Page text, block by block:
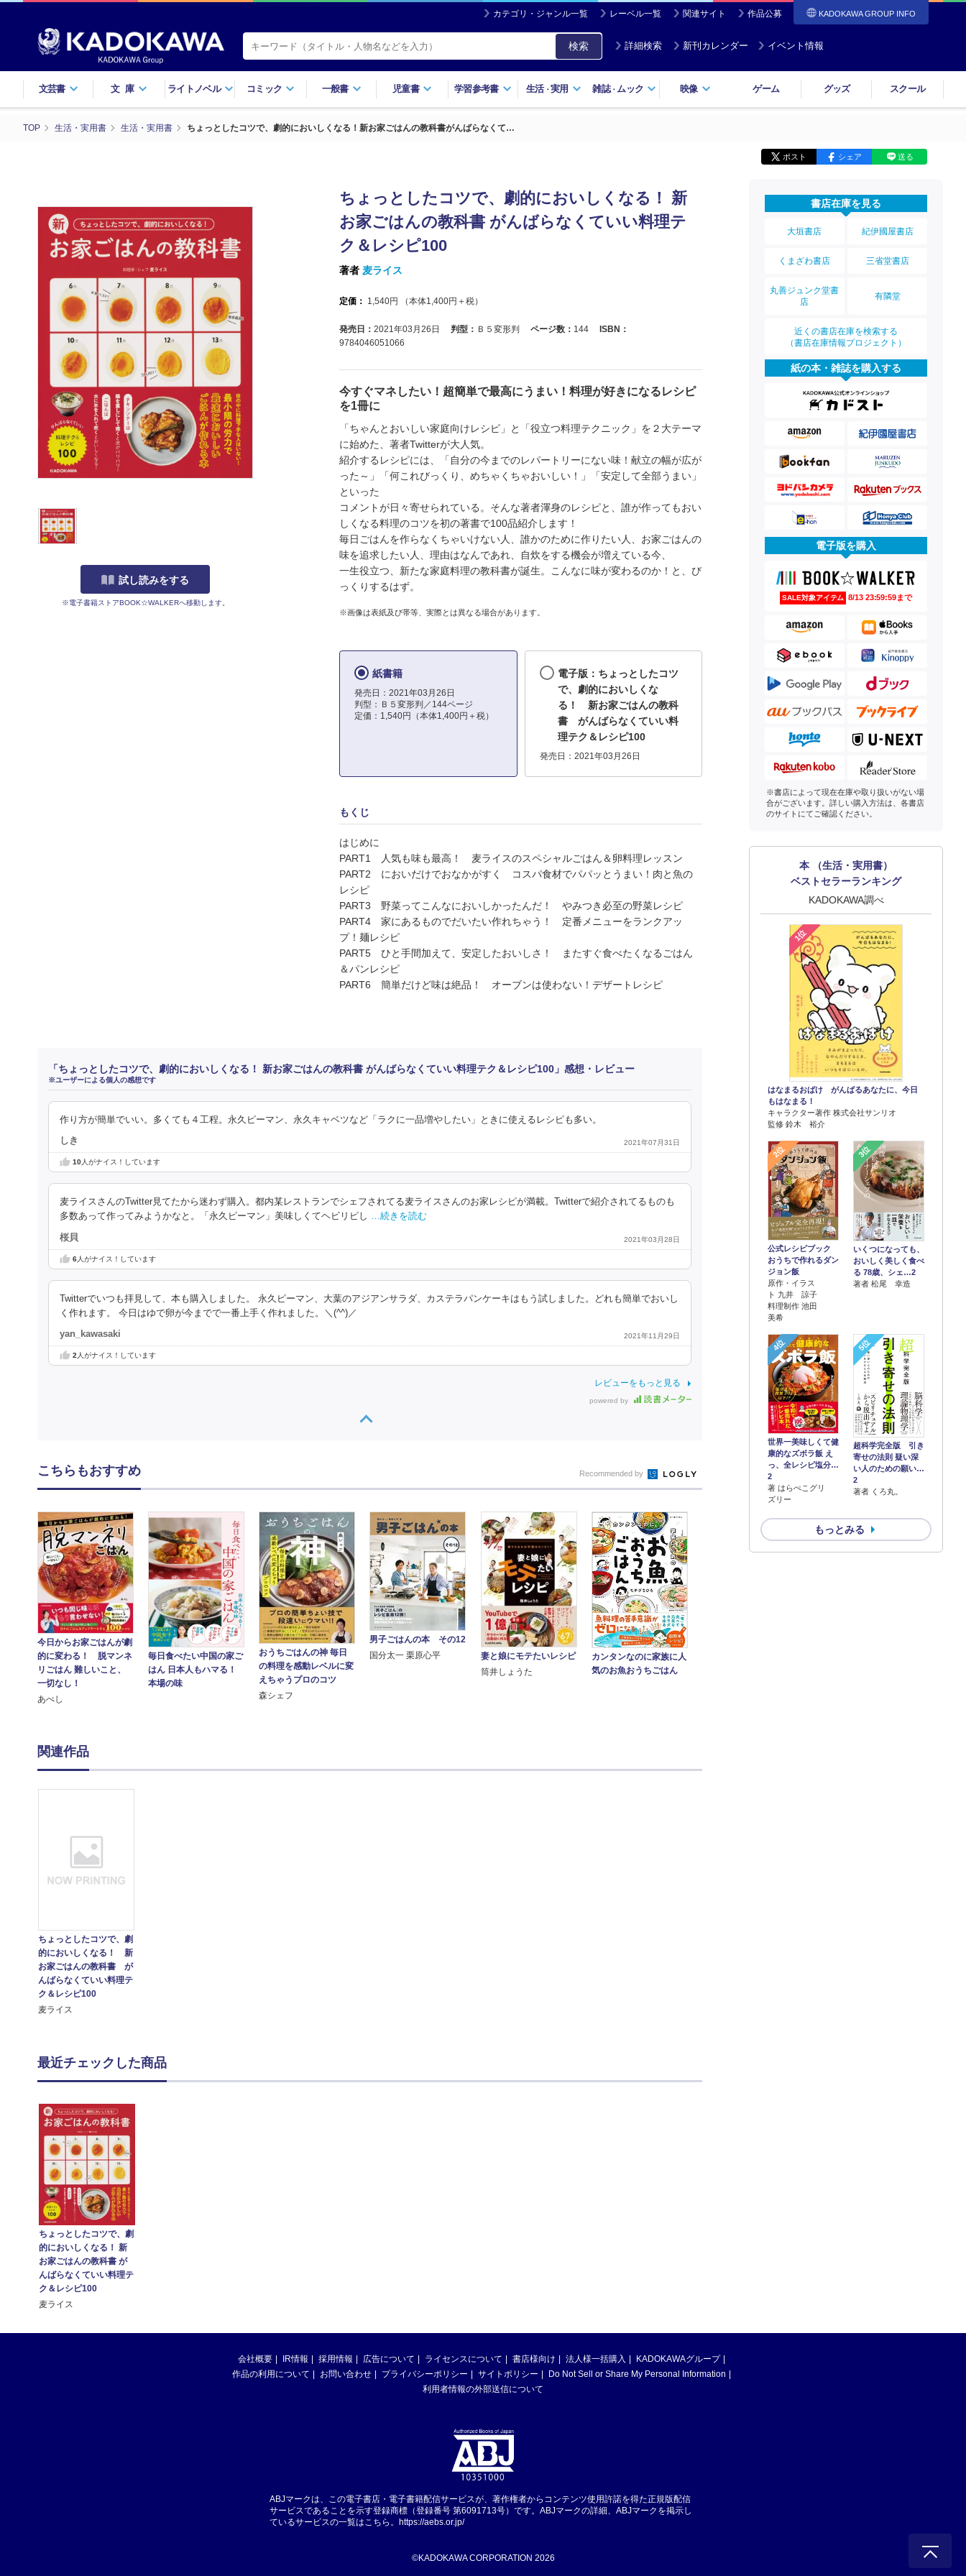
カテゴリ・ジャンル一覧 レーベル一覧 関連サイト 作品公募 KADOKAWA GROUP INFO
検索 詳細検索 新刊カレンダー イベント情報
文芸書 文庫 ライトノベル コミック 一般書 児童書 学習参考書 生活・実用 雑誌・ ムック 映像 ゲーム グッズ スクール
TOP 生活・実用書 生活・実用書 ちょっとしたコツで、劇的においしくなる！新お家ごはんの教科書がんばらなくて…
ポスト シェア 送る
試し読みをする
※電子書籍ストアBOOK☆WALKERへ移動します。
ちょっとしたコツで、劇的においしくなる！ 新
お家ごはんの教科書 がんばらなくていい料理テ
ク＆レシピ100
著者 麦ライス
定価： 1,540円 （本体1,400円＋税）
発売日： 2021年03月26日 判型： Ｂ５変形判 ページ数： 144
ISBN：
9784046051066
今すぐマネしたい！超簡単で最高にうまい！料理が好きになるレシピ
を1冊に
「ちゃんとおいしい家庭向けレシピ」と「役立つ料理テクニック」を２大テーマ
に始めた、著者Twitterが大人気。
紹介するレシピには、「自分の今までのレパートリーにない味！献立の幅が広が
った～」「何これびっくり、めちゃくちゃおいしい！」「安定して全部うまい」
といった
コメントが日々寄せられている。そんな著者渾身のレシピと、誰が作ってもおい
しくなる料理のコツを初の著書で100品紹介します！
毎日ごはんを作らなくちゃいけない人、誰かのために作りたい人、お家ごはんの
味を追求したい人、理由はなんであれ、自炊をする機会が増えている今、
一生役立つ、新たな家庭料理の教科書が誕生。こんなに味が変わるのか！と、び
っくりするはず。
※画像は表紙及び帯等、実際とは異なる場合があります。
紙書籍
発売日：2021年03月26日
判型：Ｂ５変形判／144ページ
定価：1,540円（本体1,400円＋税）
電子版：ちょっとしたコツ
で、劇的においしくな
る！ 新お家ごはんの教科
書 がんばらなくていい料
理テク＆レシピ100
発売日：2021年03月26日
もくじ
はじめに
PART1 人気も味も最高！ 麦ライスのスペシャルごはん＆卵料理レッスン
PART2 においだけでおなかがすく コスパ食材でパパッとうまい！肉と魚の
レシピ
PART3 野菜ってこんなにおいしかったんだ！ やみつき必至の野菜レシピ
PART4 家にあるものでだいたい作れちゃう！ 定番メニューをランクアッ
プ！麺レシピ
PART5 ひと手間加えて、安定したおいしさ！ またすぐ食べたくなるごはん
＆パンレシピ
PART6 簡単だけど味は絶品！ オーブンは使わない！デザートレシピ
「ちょっとしたコツで、劇的においしくなる！ 新お家ごはんの教科書 がんばらなくていい料理テク＆レシピ100」感想・レビュー
※ユーザーによる個人の感想です
作り方が簡単でいい。多くても４工程。永久ピーマン、永久キャベツなど「ラクに一品増やしたい」ときに使えるレシピも多い。
しき 2021年07月31日
10人がナイス！しています
麦ライスさんのTwitter見てたから迷わず購入。都内某レストランでシェフされてる麦ライスさんのお家レシピが満載。Twitterで紹介されてるものも
多数あって作ってみようかなと。「永久ピーマン」美味しくてヘビリピし …続きを読む
桜貝 2021年03月28日
6人がナイス！しています
Twitterでいつも拝見して、本も購入しました。 永久ピーマン、大葉のアジアンサラダ、カステラパンケーキはもう試しました。どれも簡単でおいし
く作れます。 今日はゆで卵が今までで一番上手く作れました。＼(^^)／
yan_kawasaki 2021年11月29日
2人がナイス！しています
レビューをもっと見る
powered by
書店在庫を見る
大垣書店 紀伊國屋書店
くまざわ書店 三省堂書店
丸善ジュンク堂書
店
有隣堂
近くの書店在庫を検索する
（書店在庫情報プロジェクト）
紙の本・雑誌を購入する
電子版を購入
SALE対象アイテム 8/13 23:59:59まで
※書店によって現在在庫や取り扱いがない場
合がございます。詳しい購入方法は、各書店
のサイトにてご確認ください。
本 （生活・実用書）
ベストセラーランキング
KADOKAWA調べ
1位
はなまるおばけ がんばるあなたに、今日
もはなまる！
キャラクター著作 株式会社サンリオ
監修 鈴木 裕介
2位
公式レシピブック
おうちで作れるダン
ジョン飯
原作・イラス
ト 九井 諒子
料理制作 池田
美希
3位
いくつになっても、
おいしく美しく食べ
る 78歳、シェ…2
著者 松尾 幸造
4位
世界一美味しくて健
康的なズボラ飯 え
っ、全レシピ塩分…
2
著 はらぺこグリ
ズリー
5位
超科学完全版 引き
寄せの法則 疑い深
い人のための願い…
2
著者 くろ丸。
もっとみる
こちらもおすすめ Recommended by
今日からお家ごはんが劇
的に変わる！ 脱マンネ
リごはん 難しいこと、
一切なし！
あべし
毎日食べたい中国の家ご
はん 日本人もハマる！
本場の味
おうちごはんの神 毎日
の料理を感動レベルに変
えちゃうプロのコツ
森シェフ
男子ごはんの本 その12
国分太一 栗原心平
妻と娘にモテたいレシピ
筒井しょうた
カンタンなのに家族に人
気のお魚おうちごはん
関連作品
ちょっとしたコツで、劇
的においしくなる！ 新
お家ごはんの教科書 が
んばらなくていい料理テ
ク＆レシピ100
麦ライス
最近チェックした商品
ちょっとしたコツで、劇
的においしくなる！ 新
お家ごはんの教科書 が
んばらなくていい料理テ
ク＆レシピ100
麦ライス
会社概要 IR情報 採用情報 広告について ライセンスについて 書店様向け 法人様一括購入
KADOKAWAグループ
作品の利用について
お問い合わせ プライバシーポリシー サイトポリシー
Do Not Sell or Share My Personal Information
利用者情報の外部送信について
ABJマークは、この電子書店・電子書籍配信サービスが、著作権者からコンテンツ使用許諾を得た正規版配信
サービスであることを示す登録商標（登録番号 第6091713号）です。ABJマークの詳細、ABJマークを掲示し
ているサービスの一覧はこちら。 https://aebs.or.jp/
©KADOKAWA CORPORATION 2026